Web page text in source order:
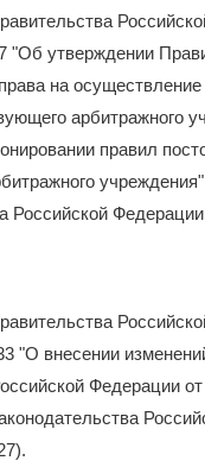
"Об утверждении
на
арбитражного
правил
Российской
"О внесении
Федерации